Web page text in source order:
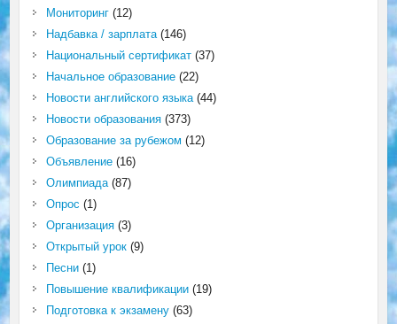
Мониторинг(12)
Надбавка / зарплата(146)
Национальный сертификат(37)
Начальное образование(22)
Новости английского языка(44)
Новости образования(373)
Образование за рубежом (12)
Объявление(16)
Олимпиада(87)
Опрос (1)
Организация(3)
Открытый урок(9)
Песни(1)
Повышение квалификации(19)
Подготовка к экзамену(63)